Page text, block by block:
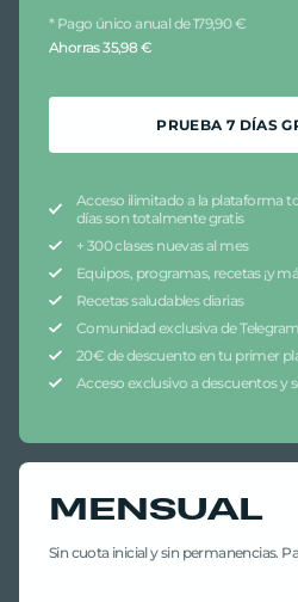
* Pago único anual de 179,90 €
Ahorras 35,98 €
PRUEBA 7 DÍAS
Acceso ilimitado a la plataforma
días son totalmente gratis
+ 300 clases nuevas al mes
Equipos, programas, recetas ¡y
Recetas saludables diarias
Comunidad exclusiva de Telegram
20€ de descuento en tu primer
Acceso exclusivo a descuentos y
MENSUAL
Sin cuota inicial y sin permanencias.